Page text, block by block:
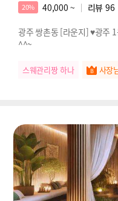
20% 40,000 ~ 리뷰 96
광주 쌍촌동 [라운지] ♥광주
^^~
스웨관리짱 하나 사장